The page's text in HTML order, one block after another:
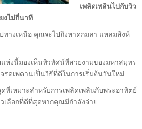
เพลิดเพลินไปกับวิว
งไม่กี่นาที
างเหนือ คุณจะไปถึงหาดกมลา แหลมสิงห์
ห่งนี้มองเห็นทิวทัศน์ที่สวยงามของมหาสมุทร
ดเพดานเป็นวิธีที่ดีในการเริ่มต้นวันใหม่
เหมาะสำหรับการเพลิดเพลินกับพระอาทิตย์
ลือกที่ดีที่สุดหากคุณมีกำลังจ่าย